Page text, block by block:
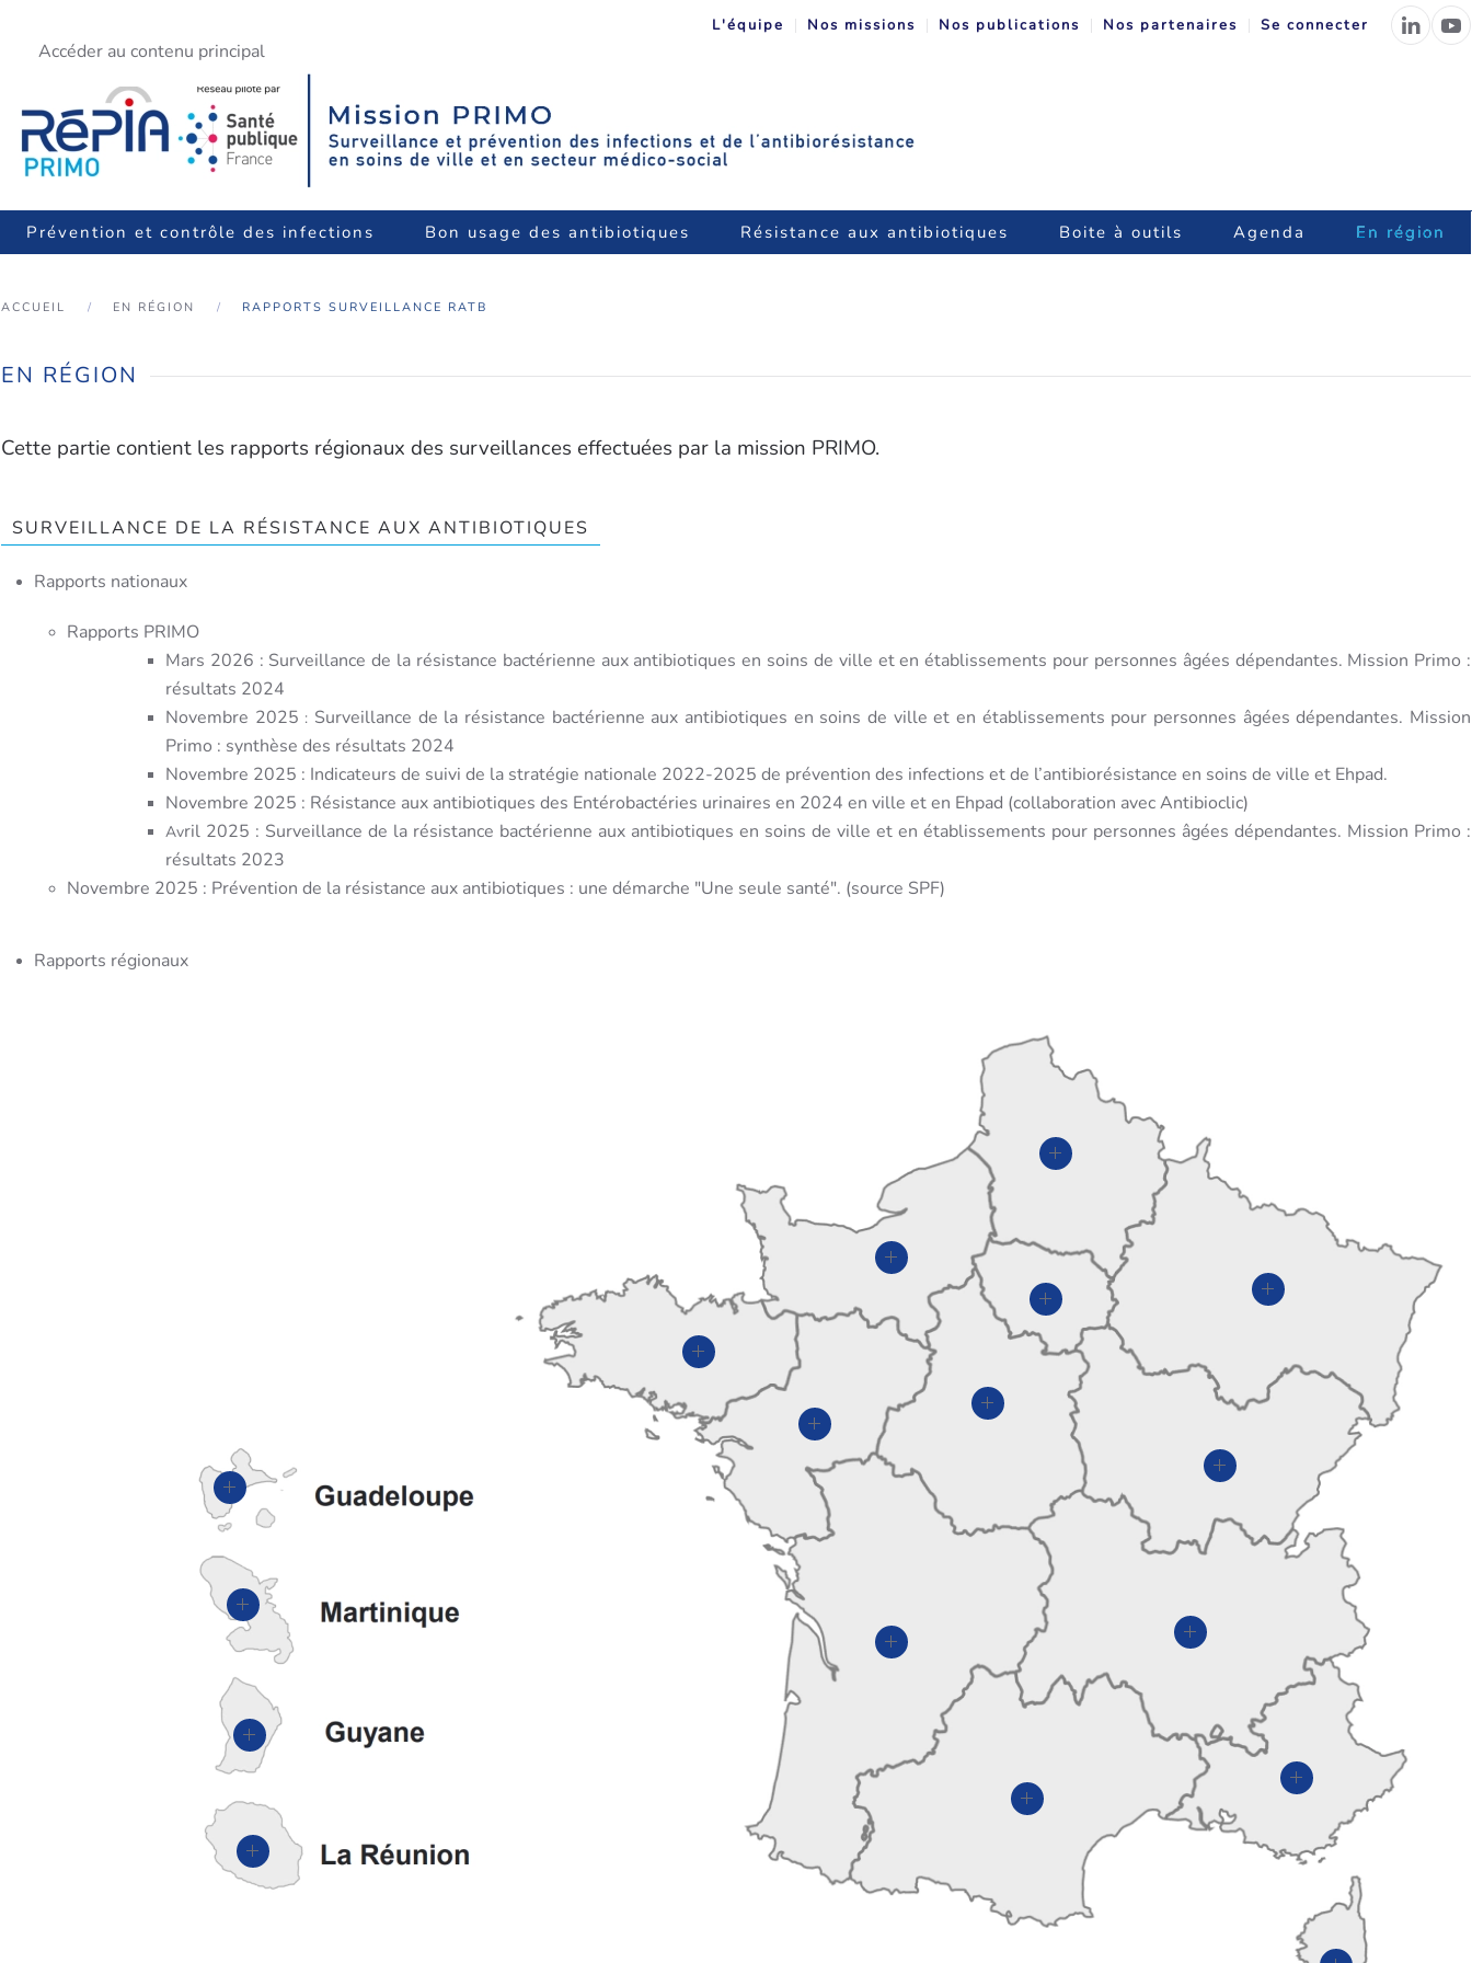
Accéder au contenu principal
L'équipe Nos missions Nos publications Nos partenaires Se connecter
Prévention et contrôle des infections Bon usage des antibiotiques Résistance aux antibiotiques Boite à outils Agenda En région
ACCUEIL EN RÉGION RAPPORTS SURVEILLANCE RATB
EN RÉGION
Cette partie contient les rapports régionaux des surveillances effectuées par la mission PRIMO.
SURVEILLANCE DE LA RÉSISTANCE AUX ANTIBIOTIQUES
Rapports nationaux
Rapports PRIMO
Mars 2026 : Surveillance de la résistance bactérienne aux antibiotiques en soins de ville et en établissements pour personnes âgées dépendantes. Mission Primo :
résultats 2024
Novembre 2025 : Surveillance de la résistance bactérienne aux antibiotiques en soins de ville et en établissements pour personnes âgées dépendantes. Mission
Primo : synthèse des résultats 2024
Novembre 2025 : Indicateurs de suivi de la stratégie nationale 2022-2025 de prévention des infections et de l’antibiorésistance en soins de ville et Ehpad.
Novembre 2025 : Résistance aux antibiotiques des Entérobactéries urinaires en 2024 en ville et en Ehpad (collaboration avec Antibioclic)
Avril 2025 : Surveillance de la résistance bactérienne aux antibiotiques en soins de ville et en établissements pour personnes âgées dépendantes. Mission Primo :
résultats 2023
Novembre 2025 : Prévention de la résistance aux antibiotiques : une démarche "Une seule santé". (source SPF)
Rapports régionaux